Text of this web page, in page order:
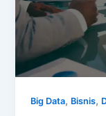
Big Data, Bisnis,